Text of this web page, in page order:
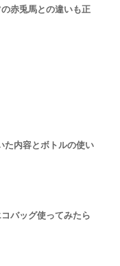
赤兎馬との違いも正
た内容とボトルの使い
バッグ使ってみたら